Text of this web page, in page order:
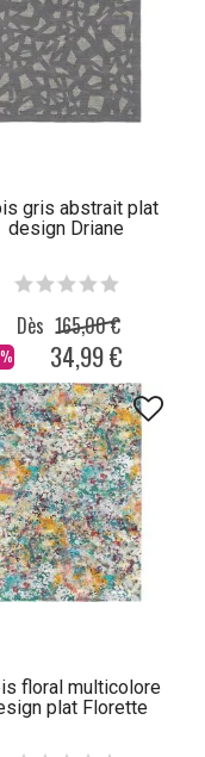
gris abstrait plat
design Driane
Dès 165,00 €
34,99 €
floral multicolore
plat Florette